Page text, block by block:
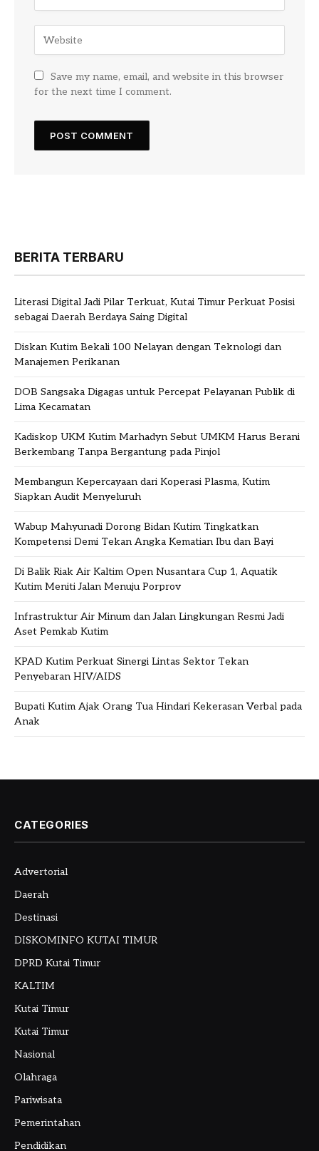
Save my name, email, and website in this browser
for the next time I comment.
BERITA TERBARU
Literasi Digital Jadi Pilar Terkuat, Kutai Timur Perkuat Posisi
sebagai Daerah Berdaya Saing Digital
Diskan Kutim Bekali 100 Nelayan dengan Teknologi dan
Manajemen Perikanan
DOB Sangsaka Digagas untuk Percepat Pelayanan Publik di
Lima Kecamatan
Kadiskop UKM Kutim Marhadyn Sebut UMKM Harus Berani
Berkembang Tanpa Bergantung pada Pinjol
Membangun Kepercayaan dari Koperasi Plasma, Kutim
Siapkan Audit Menyeluruh
Wabup Mahyunadi Dorong Bidan Kutim Tingkatkan
Kompetensi Demi Tekan Angka Kematian Ibu dan Bayi
Di Balik Riak Air Kaltim Open Nusantara Cup 1, Aquatik
Kutim Meniti Jalan Menuju Porprov
Infrastruktur Air Minum dan Jalan Lingkungan Resmi Jadi
Aset Pemkab Kutim
KPAD Kutim Perkuat Sinergi Lintas Sektor Tekan
Penyebaran HIV/AIDS
Bupati Kutim Ajak Orang Tua Hindari Kekerasan Verbal pada
Anak
CATEGORIES
Advertorial
Daerah
Destinasi
DISKOMINFO KUTAI TIMUR
DPRD Kutai Timur
KALTIM
Kutai Timur
Kutai Timur
Nasional
Olahraga
Pariwisata
Pemerintahan
Pendidikan